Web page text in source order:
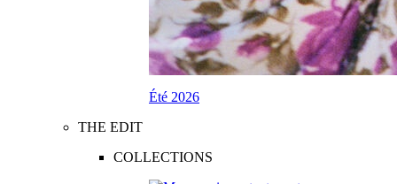
Été 2026
THE EDIT
COLLECTIONS